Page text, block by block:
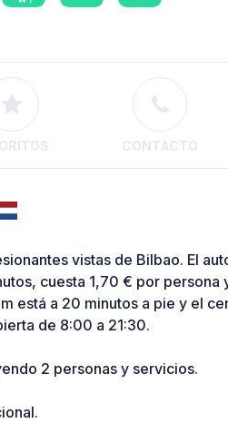
CONTACTO
vistas de Bilbao. El
cuesta 1,70 € por persona
está a 20 minutos a pie y el
de 8:00 a 21:30.
2 personas y servicios.